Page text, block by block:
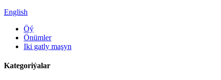
English
Öý
Önümler
Iki gatly maşyn
Kategoriýalar